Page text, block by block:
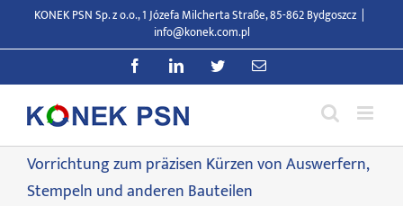
springen
KONEK PSN Sp. z o.o., 1 Józefa Milcherta Straße, 85-862 Bydgoszcz |
info@konek.com.pl
FacebookLinkedInTwitterE-
Vorrichtung zum präzisen Kürzen von Auswerfern,
Stempeln und anderen Bauteilen